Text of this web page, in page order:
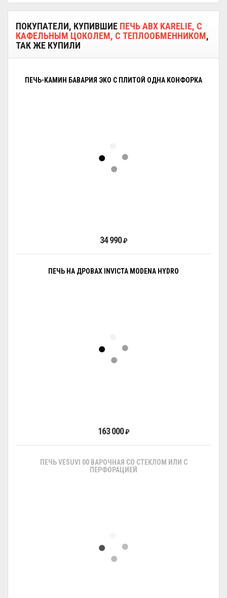
ПОКУПАТЕЛИ, КУПИВШИЕ ПЕЧЬ ABX KARELIE, С
КАФЕЛЬНЫМ ЦОКОЛЕМ, С ТЕПЛООБМЕННИКОМ,
ТАК ЖЕ КУПИЛИ
ПЕЧЬ-КАМИН БАВАРИЯ ЭКО С ПЛИТОЙ ОДНА КОНФОРКА
34 990₽
ПЕЧЬ НА ДРОВАХ INVICTA MODENA HYDRO
163 000₽
ПЕЧЬ VESUVI 00 ВАРОЧНАЯ СО СТЕКЛОМ ИЛИ С
ПЕРФОРАЦИЕЙ